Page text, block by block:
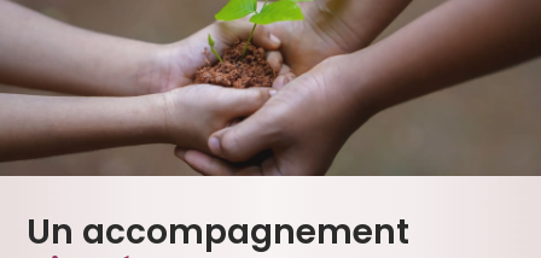
Un accompagnement